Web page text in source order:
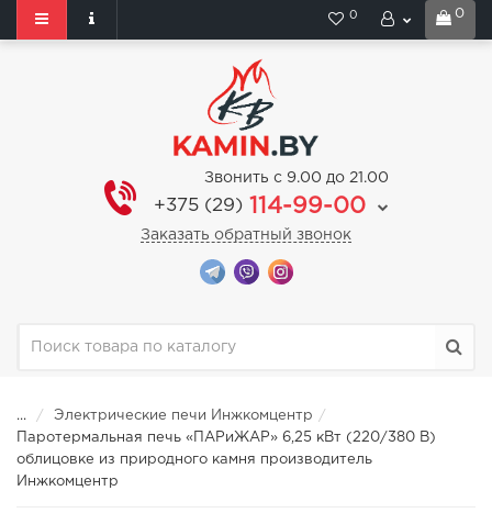
0
0
Звонить с 9.00 до 21.00
+375 (29) 114-99-00
Заказать обратный звонок
...
Электрические печи Инжкомцентр
Паротермальная печь «ПАРиЖАР» 6,25 кВт (220/380 В)
облицовке из природного камня производитель
Инжкомцентр